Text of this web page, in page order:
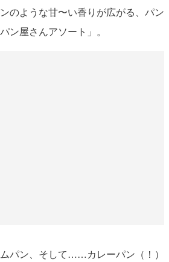
のような甘〜い香りが広がる、パン
ン屋さんアソート」。
パン、そして……カレーパン（！）